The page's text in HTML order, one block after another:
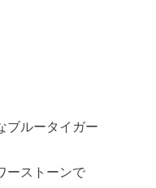
ブルータイガー
ーストーンで